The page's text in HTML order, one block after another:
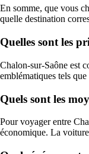
En somme, que vous
quelle destination
Quelles sont les
Chalon-sur-Saône est
emblématiques tels
Quels sont les
Pour voyager entre
économique. La